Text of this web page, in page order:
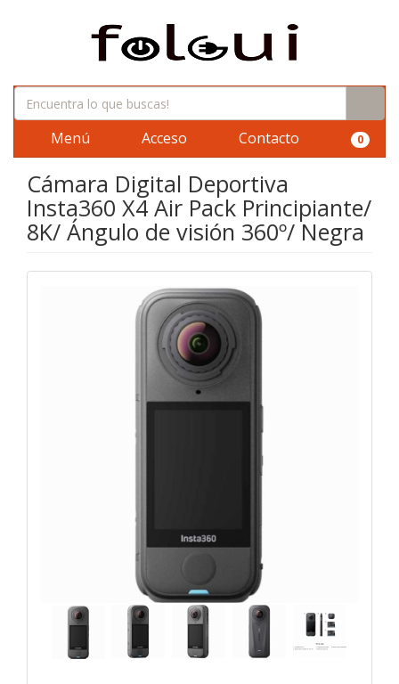
Menú Acceso Contacto 0
Cámara Digital Deportiva
Insta360 X4 Air Pack Principiante/
8K/ Ángulo de visión 360º/ Negra